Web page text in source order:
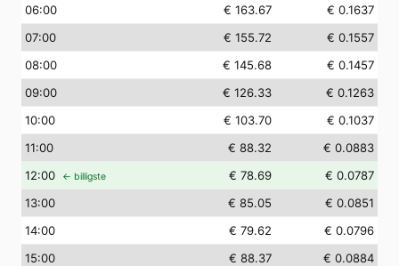
06:00 € 163.67
€ 0.1637
07:00 € 155.72
€ 0.1557
08:00 € 145.68
€ 0.1457
09:00 € 126.33
€ 0.1263
10:00 € 103.70
€ 0.1037
11:00 € 88.32
€ 0.0883
12:00 ← billigste € 78.69
€ 0.0787
13:00 € 85.05
€ 0.0851
14:00 € 79.62
€ 0.0796
15:00 € 88.37
€ 0.0884